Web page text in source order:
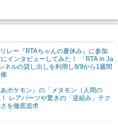
レー『RTAちゃんの夏休み』に参加
インタビューしてみた！ 「RTA in Ja
ネルの貸し出しを利用し8/9から1週間
ポケモン』の「メタモン（人間の
レアパーツや驚きの「逆組み」テク
を徹底追求